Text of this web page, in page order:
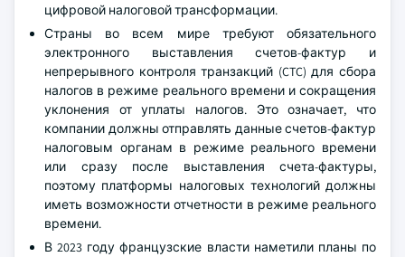
цифровой налоговой трансформации.
Страны во всем мире требуют обязательного
электронного выставления счетов-фактур и
непрерывного контроля транзакций (CTC) для сбора
налогов в режиме реального времени и сокращения
уклонения от уплаты налогов. Это означает, что
компании должны отправлять данные счетов-фактур
налоговым органам в режиме реального времени
или сразу после выставления счета-фактуры,
поэтому платформы налоговых технологий должны
иметь возможности отчетности в режиме реального
времени.
В 2023 году французские власти наметили планы по